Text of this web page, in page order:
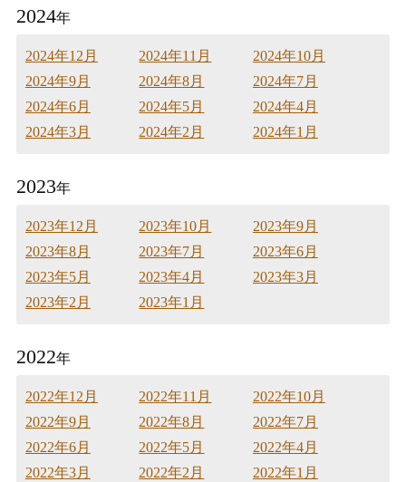
2024年
2024年12月 2024年11月
2024年10月
2024年9月
2024年8月
2024年7月
2024年6月
2024年5月
2024年4月
2024年3月
2024年2月 2024年1月
2023年
2023年12月 2023年10月
2023年9月
2023年8月
2023年7月
2023年6月
2023年5月
2023年4月
2023年3月
2023年2月
2023年1月
2022年
2022年12月 2022年11月
2022年10月
2022年9月
2022年8月
2022年7月
2022年6月
2022年5月
2022年4月
2022年3月
2022年2月 2022年1月